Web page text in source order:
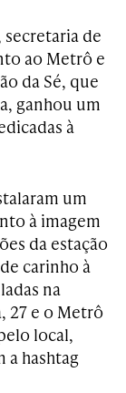
secretaria de
ao Metrô e
da Sé, que
ganhou um
à
um
à imagem
da estação
carinho à
na
27 e o Metrô
local,
a hashtag